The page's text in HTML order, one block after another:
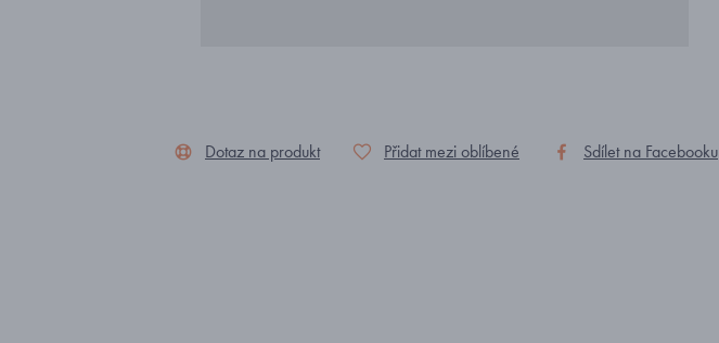
Dotaz na produkt Přidat mezi oblíbené Sdílet na Facebooku